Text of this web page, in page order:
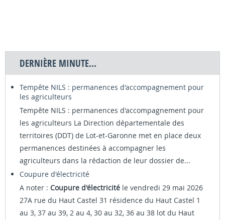
DERNIÈRE MINUTE...
Tempête NILS : permanences d'accompagnement pour
les agriculteurs
Tempête NILS : permanences d'accompagnement pour
les agriculteurs La Direction départementale des
territoires (DDT) de Lot-et-Garonne met en place deux
permanences destinées à accompagner les
agriculteurs dans la rédaction de leur dossier de...
Coupure d'électricité
A noter : Coupure d'électricité le vendredi 29 mai 2026
27A rue du Haut Castel 31 résidence du Haut Castel 1
au 3, 37 au 39, 2 au 4, 30 au 32, 36 au 38 lot du Haut